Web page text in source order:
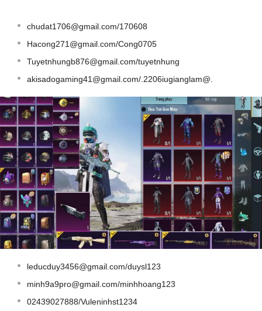
chudat1706@gmail.com/170608
Hacong271@gmail.com/Cong0705
Tuyetnhungb876@gmail.com/tuyetnhung
akisadogaming41@gmail.com/.2206iugianglam@.
leducduy3456@gmail.com/duysl123
minh9a9pro@gmail.com/minhhoang123
02439027888/Vuleninhst1234